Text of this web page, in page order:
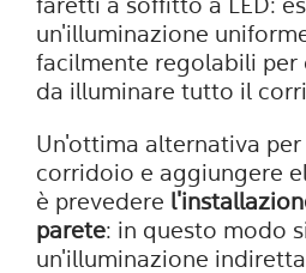
faretti a soffitto a LED:
un'illuminazione
facilmente regolabili
da illuminare tutto il
Un'ottima alternativa
corridoio e aggiungere
è prevedere
parete: in questo modo
un'illuminazione